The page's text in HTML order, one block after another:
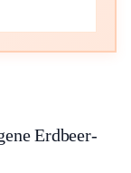
Erdbeer-